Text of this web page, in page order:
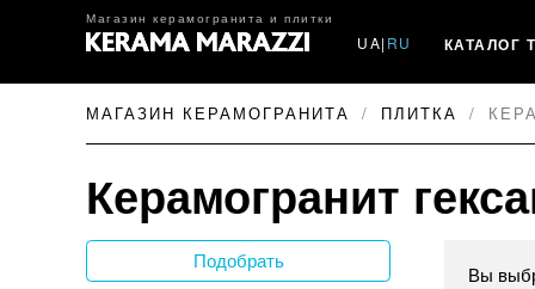
Магазин керамогранита и плитки
UA| RU КАТАЛОГ
МАГАЗИН КЕРАМОГРАНИТА ПЛИТКА
Керамогранит
Вы
Подобрать